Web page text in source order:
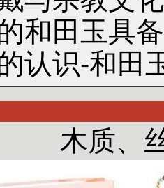
和田玉具
认识-和田
木质、